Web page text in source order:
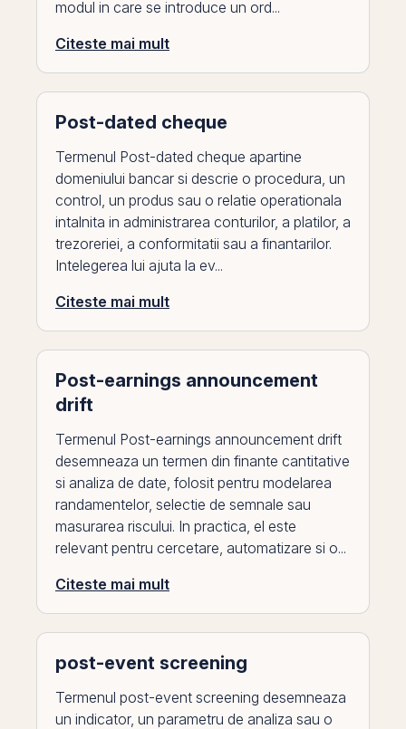
modul in care se introduce un ord...
Citeste mai mult
Post-dated cheque
Termenul Post-dated cheque apartine
domeniului bancar si descrie o procedura, un
control, un produs sau o relatie operationala
intalnita in administrarea conturilor, a platilor, a
trezoreriei, a conformitatii sau a finantarilor.
Intelegerea lui ajuta la ev...
Citeste mai mult
Post-earnings announcement
drift
Termenul Post-earnings announcement drift
desemneaza un termen din finante cantitative
si analiza de date, folosit pentru modelarea
randamentelor, selectie de semnale sau
masurarea riscului. In practica, el este
relevant pentru cercetare, automatizare si o...
Citeste mai mult
post-event screening
Termenul post-event screening desemneaza
un indicator, un parametru de analiza sau o